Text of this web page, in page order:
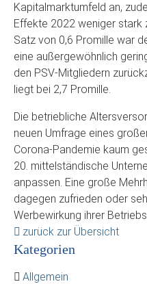
Kapitalmarktumfeld an,
Effekte 2022 weniger stark
Satz von 0,6 Promille war
eine außergewöhnlich
den PSV-Mitgliedern
liegt bei 2,7 Promille.
Die betriebliche
neuen Umfrage eines
Corona-Pandemie kaum
20. mittelständische
anpassen. Eine große
dagegen zufrieden oder
Werbewirkung ihrer
zurück zur Übersicht
Kategorien
Allgemein